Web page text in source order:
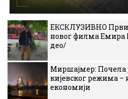
ЕКСКЛУЗИВНО Први
новог филма Емира
део/
Миршајмер: Почела
кијевског режима
економији